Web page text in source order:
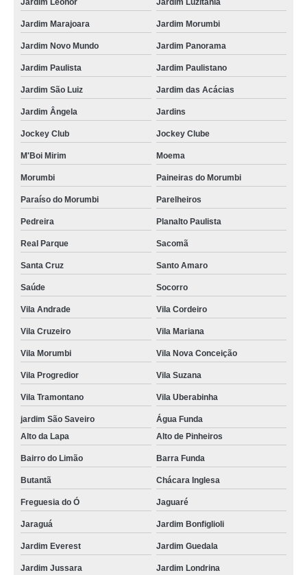
Jardim Leonor Jardim Luzitânia
Jardim Marajoara Jardim Morumbi
Jardim Novo Mundo Jardim Panorama
Jardim Paulista Jardim Paulistano
Jardim São Luiz Jardim das Acácias
Jardim Ângela Jardins
Jockey Club Jockey Clube
M'Boi Mirim Moema
Morumbi Paineiras do Morumbi
Paraíso do Morumbi Parelheiros
Pedreira Planalto Paulista
Real Parque Sacomã
Santa Cruz Santo Amaro
Saúde Socorro
Vila Andrade Vila Cordeiro
Vila Cruzeiro Vila Mariana
Vila Morumbi Vila Nova Conceição
Vila Progredior Vila Suzana
Vila Tramontano Vila Uberabinha
jardim São Saveiro
Água Funda
Alto da Lapa
Alto de Pinheiros
Bairro do Limão Barra Funda
Butantã Chácara Inglesa
Freguesia do Ó Jaguaré
Jaraguá Jardim Bonfiglioli
Jardim Everest Jardim Guedala
Jardim Jussara Jardim Londrina